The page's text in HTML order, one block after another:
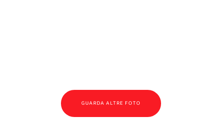
GUARDA ALTRE FOTO